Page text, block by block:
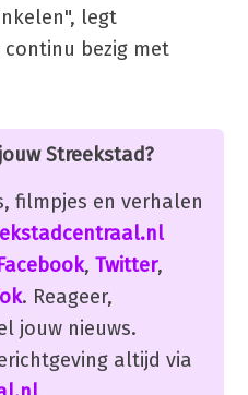
legt
continu bezig met
Streekstad?
filmpjes en verhalen
, Twitter,
. Reageer,
jouw nieuws.
altijd via